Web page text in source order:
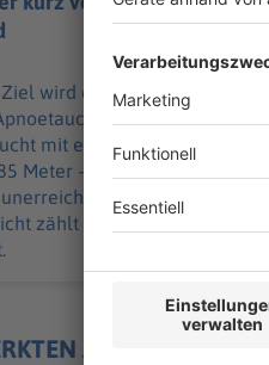
wird er
Minja
mit einem
Meter – doch der
Warum
zählt und wie er
ARTIKEL